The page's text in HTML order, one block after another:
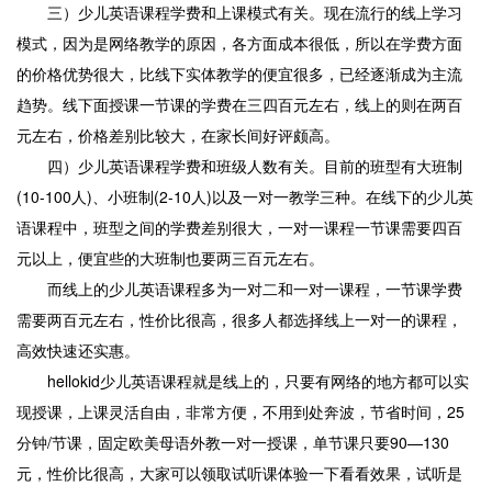
三）少儿英语课程学费和上课模式有关。现在流行的线上学习
模式，因为是网络教学的原因，各方面成本很低，所以在学费方面
的价格优势很大，比线下实体教学的便宜很多，已经逐渐成为主流
趋势。线下面授课一节课的学费在三四百元左右，线上的则在两百
元左右，价格差别比较大，在家长间好评颇高。
四）少儿英语课程学费和班级人数有关。目前的班型有大班制
(10-100人)、小班制(2-10人)以及一对一教学三种。在线下的少儿英
语课程中，班型之间的学费差别很大，一对一课程一节课需要四百
元以上，便宜些的大班制也要两三百元左右。
而线上的少儿英语课程多为一对二和一对一课程，一节课学费
需要两百元左右，性价比很高，很多人都选择线上一对一的课程，
高效快速还实惠。
hellokid少儿英语课程就是线上的，只要有网络的地方都可以实
现授课，上课灵活自由，非常方便，不用到处奔波，节省时间，25
分钟/节课，固定欧美母语外教一对一授课，单节课只要90—130
元，性价比很高，大家可以领取试听课体验一下看看效果，试听是